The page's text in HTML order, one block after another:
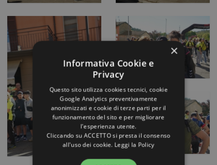
×
Informativa Cookie e
Privacy
Questo sito utilizza cookies tecnici, cookie
Google Analytics preventivamente
anonimizzati e cookie di terze parti per il
funzionamento del sito e per migliorare
l'esperienza utente.
Cliccando su ACCETTO si presta il consenso
all'uso dei cookie. Leggi la Policy